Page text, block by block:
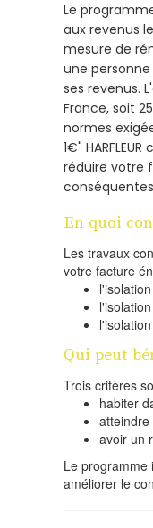
Le
aux revenus
mesure de
une
ses revenus.
France, soit
normes
1€"
réduire votre
En quoi
Les travaux
votre facture
Qui peut
Trois critères
habiter
avoir un
Le programme
améliorer le